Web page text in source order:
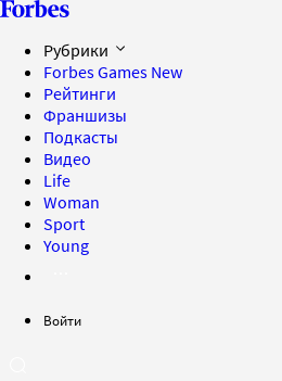
Рубрики
Forbes Games New
Рейтинги
Франшизы
Подкасты
Видео
Life
Woman
Sport
Young
Войти